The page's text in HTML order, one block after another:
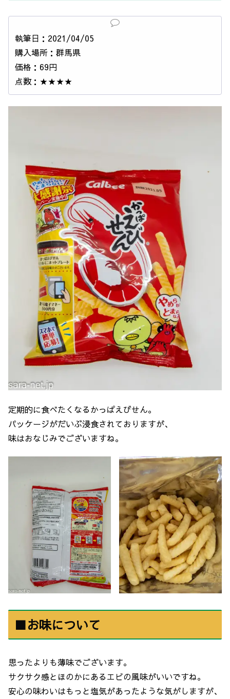
執筆日：2021/04/05
購入場所：群馬県
価格：69円
点数：★★★★
定期的に食べたくなるかっぱえびせん。
パッケージがだいぶ浸食されておりますが、
味はおなじみでございますね。
■お味について
思ったよりも薄味でございます。
サクサク感とほのかにあるエビの風味がいいですね。
安心の味わいはもっと塩気があったような気がしますが、